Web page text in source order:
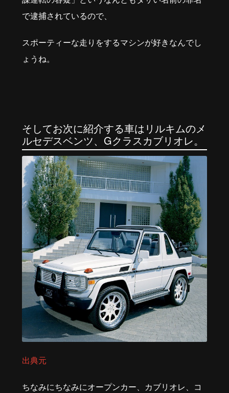
で逮捕されているので、
スポーティーな走りをするマシンが好きなんでし
ょうね。
そしてお次に紹介する車はリルキムのメ
ルセデスベンツ、Gクラスカブリオレ。
出典元
ちなみにちなみにオープンカー、カブリオレ、コ